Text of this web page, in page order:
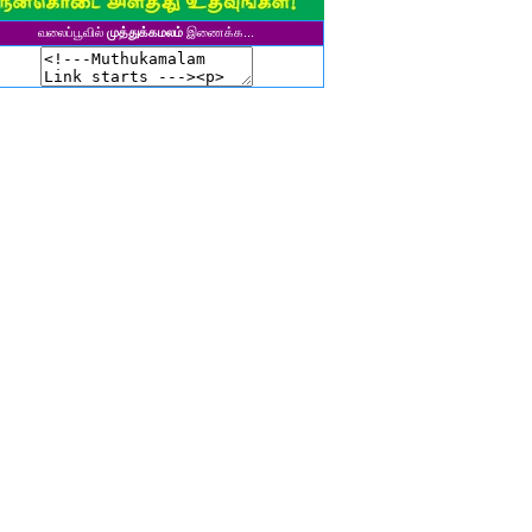
தனசேகரன்
ஹரிஹரன்
மு. பழனியப்பன்
வலைப்பூவில் முத்துக்கமலம் இணைக்க...